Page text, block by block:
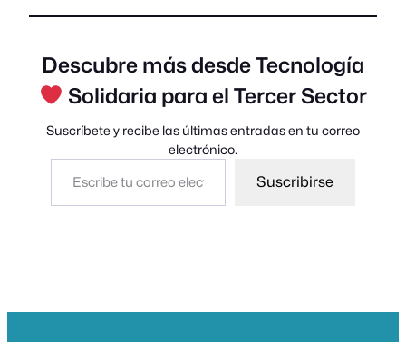
Descubre más desde Tecnología
Solidaria para el Tercer Sector
Suscríbete y recibe las últimas entradas en tu correo
electrónico.
Escribe tu correo electrónico…
Suscribirse